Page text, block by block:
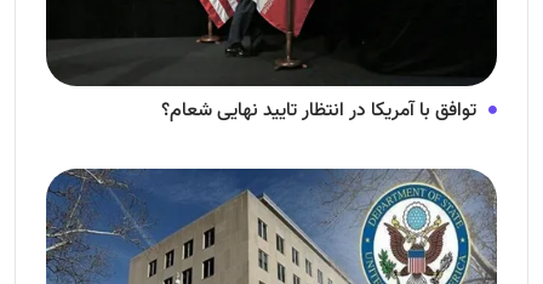
توافق با آمریکا در انتظار تایید نهایی شعام؟